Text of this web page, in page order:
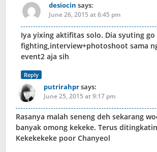
desiocin says:
June 26, 2015 at 6:45 pm
Iya yixing aktifitas solo. Dia syuting go
fighting,interview+photoshoot sama
event2 aja sih
Reply
putrirahprsays:
June 25, 2015 at 9:17 pm
Rasanya malah seneng deh sekarang
banyak omong kekeke. Terus
Kekekekeke poor Chanyeol